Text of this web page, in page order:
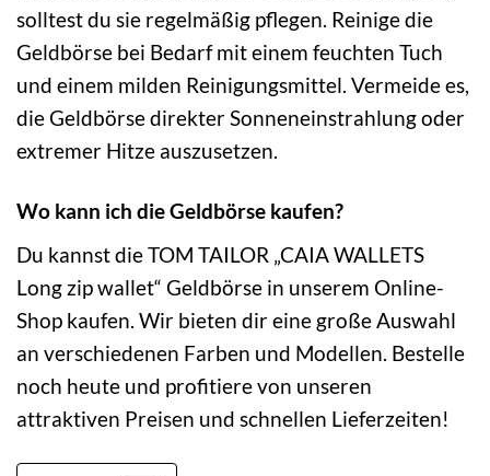
solltest du sie regelmäßig pflegen. Reinige die
Geldbörse bei Bedarf mit einem feuchten Tuch
und einem milden Reinigungsmittel. Vermeide es,
die Geldbörse direkter Sonneneinstrahlung oder
extremer Hitze auszusetzen.
Wo kann ich die Geldbörse kaufen?
Du kannst die TOM TAILOR „CAIA WALLETS
Long zip wallet“ Geldbörse in unserem Online-
Shop kaufen. Wir bieten dir eine große Auswahl
an verschiedenen Farben und Modellen. Bestelle
noch heute und profitiere von unseren
attraktiven Preisen und schnellen Lieferzeiten!